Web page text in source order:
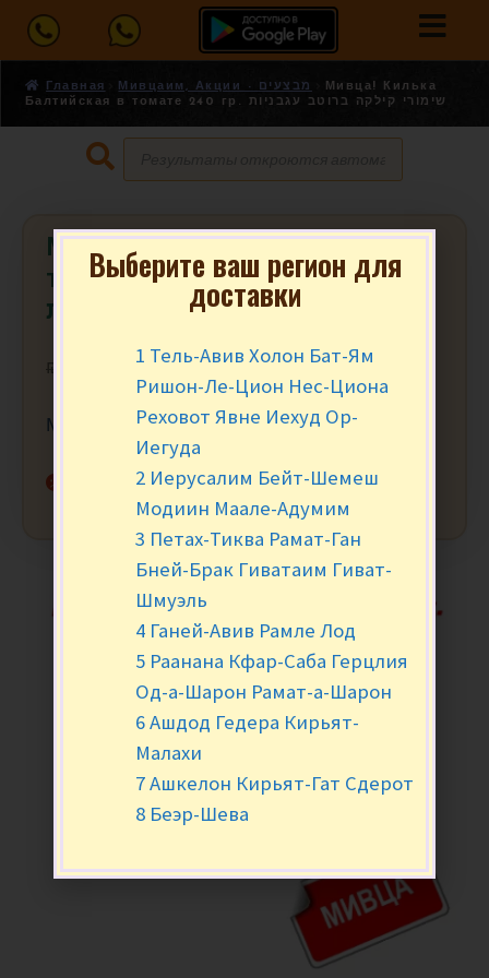
Главная Мивцаим, Акции - מבצעים
Мивца! Килька
Балтийская в томате 240 гр. שימורי קילקה ברוטב עגבניות
Мивца! Килька Балтийская в
томате 240 гр. שימורי קילקה ברוטב
עגבניות
₪
Мивца от 2 шт.
Нет в наличии
Выберите ваш регион для
доставки
1 Тель-Авив Холон Бат-Ям
Ришон-Ле-Цион Нес-Циона
Реховот Явне Иехуд Ор-
Иегуда
2 Иерусалим Бейт-Шемеш
Модиин Маале-Адумим
3 Петах-Тиква Рамат-Ган
Бней-Брак Гиватаим Гиват-
Шмуэль
4 Ганей-Авив Рамле Лод
5 Раанана Кфар-Саба Герцлия
Од-а-Шарон Рамат-а-Шарон
6 Ашдод Гедера Кирьят-
Малахи
7 Ашкелон Кирьят-Гат Сдерот
8 Беэр-Шева